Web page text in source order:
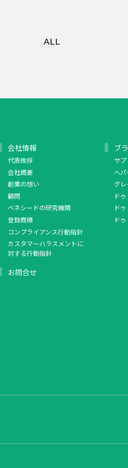
ALL
会社情報
代表挨拶
会社概要
創業の想い
顧問
ベネシードの研究機関
登録商標
コンプライアンス行動指針
カスタマーハラスメントに
対する行動指針
お問合せ
ブ
サ
ヘ
グ
ド
ド
ド